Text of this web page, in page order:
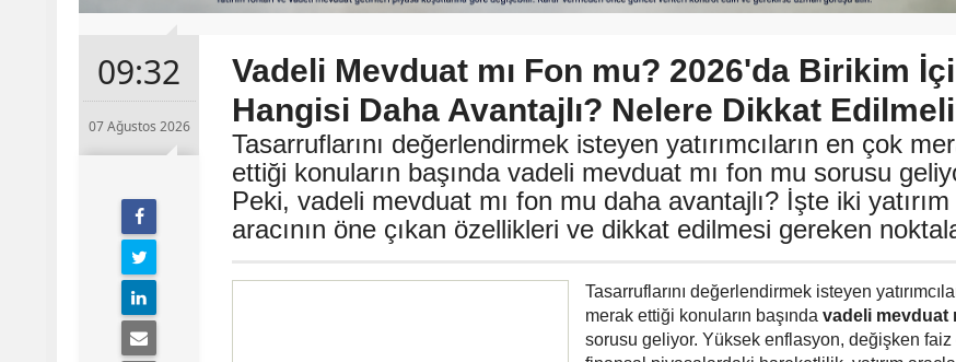
09:32
07 Ağustos 2026
Vadeli Mevduat mı Fon mu? 2026'da Birikim
Hangisi Daha Avantajlı? Nelere Dikkat
Tasarruflarını değerlendirmek isteyen yatırımcıların en çok
ettiği konuların başında vadeli mevduat mı fon mu sorusu
Peki, vadeli mevduat mı fon mu daha avantajlı? İşte iki yatırım
aracının öne çıkan özellikleri ve dikkat edilmesi gereken
Tasarruflarını değerlendirmek isteyen
merak ettiği konuların başında vadeli mevduat
sorusu geliyor. Yüksek enflasyon, değişken faiz